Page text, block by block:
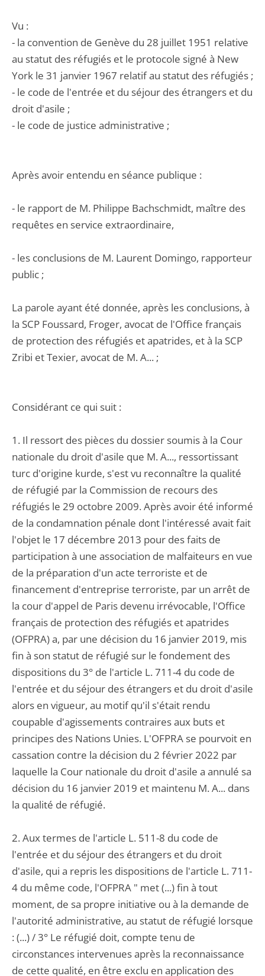
Vu :
- la convention de Genève du 28 juillet 1951 relative
au statut des réfugiés et le protocole signé à New
York le 31 janvier 1967 relatif au statut des réfugiés ;
- le code de l'entrée et du séjour des étrangers et du
droit d'asile ;
- le code de justice administrative ;
Après avoir entendu en séance publique :
- le rapport de M. Philippe Bachschmidt, maître des
requêtes en service extraordinaire,
- les conclusions de M. Laurent Domingo, rapporteur
public ;
La parole ayant été donnée, après les conclusions, à
la SCP Foussard, Froger, avocat de l'Office français
de protection des réfugiés et apatrides, et à la SCP
Zribi et Texier, avocat de M. A... ;
Considérant ce qui suit :
1. Il ressort des pièces du dossier soumis à la Cour
nationale du droit d'asile que M. A..., ressortissant
turc d'origine kurde, s'est vu reconnaître la qualité
de réfugié par la Commission de recours des
réfugiés le 29 octobre 2009. Après avoir été informé
de la condamnation pénale dont l'intéressé avait fait
l'objet le 17 décembre 2013 pour des faits de
participation à une association de malfaiteurs en vue
de la préparation d'un acte terroriste et de
financement d'entreprise terroriste, par un arrêt de
la cour d'appel de Paris devenu irrévocable, l'Office
français de protection des réfugiés et apatrides
(OFPRA) a, par une décision du 16 janvier 2019, mis
fin à son statut de réfugié sur le fondement des
dispositions du 3° de l'article L. 711-4 du code de
l'entrée et du séjour des étrangers et du droit d'asile
alors en vigueur, au motif qu'il s'était rendu
coupable d'agissements contraires aux buts et
principes des Nations Unies. L'OFPRA se pourvoit en
cassation contre la décision du 2 février 2022 par
laquelle la Cour nationale du droit d'asile a annulé sa
décision du 16 janvier 2019 et maintenu M. A... dans
la qualité de réfugié.
2. Aux termes de l'article L. 511-8 du code de
l'entrée et du séjour des étrangers et du droit
d'asile, qui a repris les dispositions de l'article L. 711-
4 du même code, l'OFPRA " met (...) fin à tout
moment, de sa propre initiative ou à la demande de
l'autorité administrative, au statut de réfugié lorsque
: (...) / 3° Le réfugié doit, compte tenu de
circonstances intervenues après la reconnaissance
de cette qualité, en être exclu en application des